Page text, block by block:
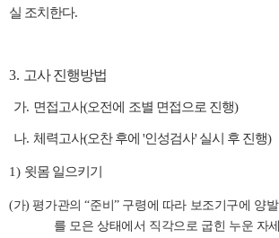
실 조치한다.
3. 고사 진행방법
가. 면접고사(오전에 조별 면접으로 진행)
나. 체력고사(오찬 후에 '인성검사' 실시 후 진행)
1) 윗몸 일으키기
(가)평가관의“준비” 구령에 따라 보조기구에 양
를 모은 상태에서 직각으로 굽힌 누운 자